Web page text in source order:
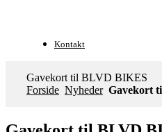
Kontakt
Gavekort til BLVD BIKES
Forside Nyheder Gavekort